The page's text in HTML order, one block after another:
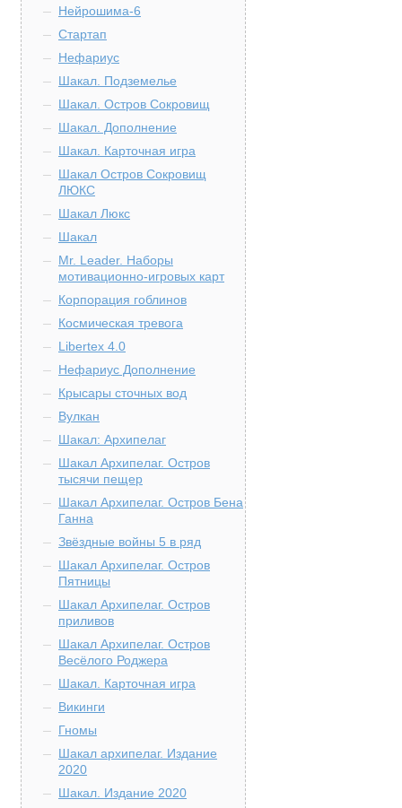
Нейрошима-6
Стартап
Нефариус
Шакал. Подземелье
Шакал. Остров Сокровищ
Шакал. Дополнение
Шакал. Карточная игра
Шакал Остров Сокровищ
ЛЮКС
Шакал Люкс
Шакал
Mr. Leader. Наборы
мотивационно-игровых карт
Корпорация гоблинов
Космическая тревога
Libertex 4.0
Нефариус Дополнение
Крысары сточных вод
Вулкан
Шакал: Архипелаг
Шакал Архипелаг. Остров
тысячи пещер
Шакал Архипелаг. Остров Бена
Ганна
Звёздные войны 5 в ряд
Шакал Архипелаг. Остров
Пятницы
Шакал Архипелаг. Остров
приливов
Шакал Архипелаг. Остров
Весёлого Роджера
Шакал. Карточная игра
Викинги
Гномы
Шакал архипелаг. Издание
2020
Шакал. Издание 2020